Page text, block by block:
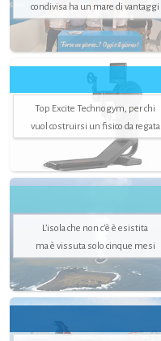
condivisa ha un mare di vantaggi
Top Excite Technogym, per chi
vuol costruirsi un fisico da regata
L’isola che non c'è è esistita
ma è vissuta solo cinque mesi